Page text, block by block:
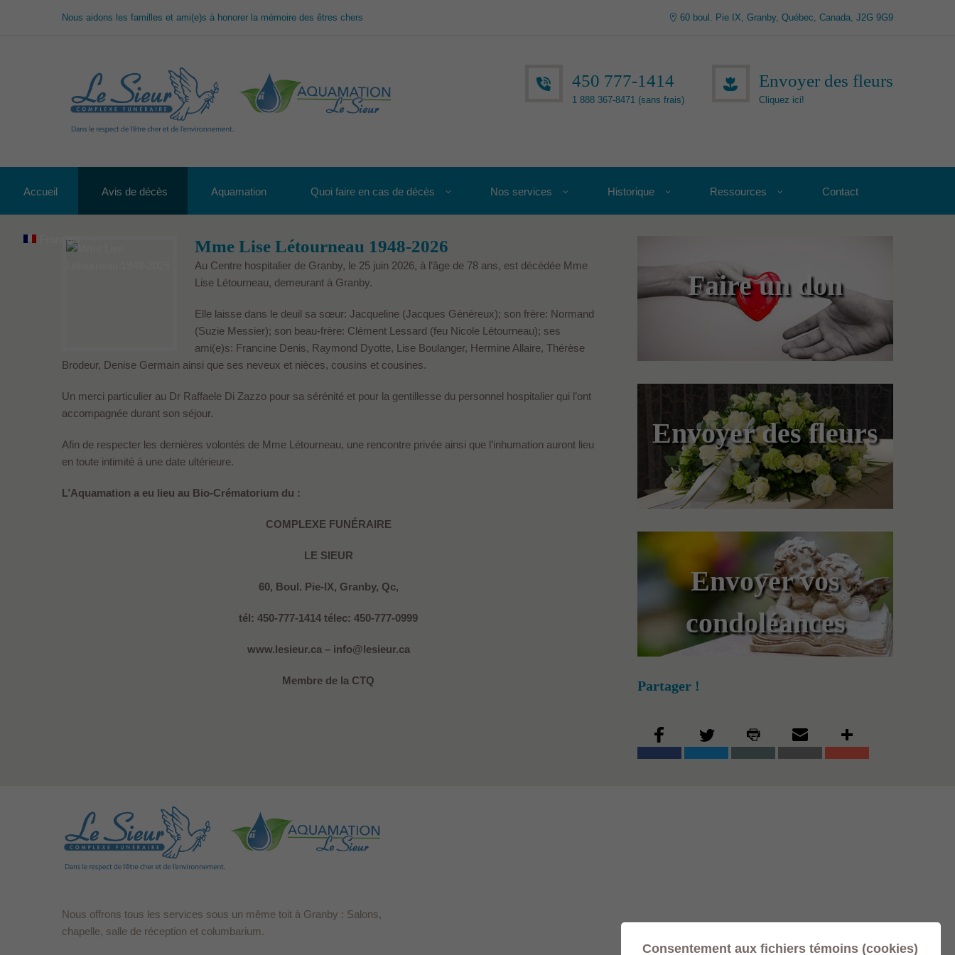
Nous aidons les familles et ami(e)s à honorer la mémoire des êtres chers 60 boul. Pie IX, Granby, Québec, Canada, J2G 9G9
450 777-1414
1 888 367-8471 (sans frais)
Envoyer des fleurs
Cliquez ici!
Accueil Avis de décès Aquamation Quoi faire en cas de décès Nos services Historique Ressources Contact
Français Mme Lise Létourneau 1948-2026
Au Centre hospitalier de Granby, le 25 juin 2026, à l’âge de 78 ans, est décédée Mme
Lise Létourneau, demeurant à Granby.
Elle laisse dans le deuil sa sœur: Jacqueline (Jacques Généreux); son frère: Normand
(Suzie Messier); son beau-frère: Clément Lessard (feu Nicole Létourneau); ses
ami(e)s: Francine Denis, Raymond Dyotte, Lise Boulanger, Hermine Allaire, Thérèse
Brodeur, Denise Germain ainsi que ses neveux et nièces, cousins et cousines.
Un merci particulier au Dr Raffaele Di Zazzo pour sa sérénité et pour la gentillesse du personnel hospitalier qui l’ont
accompagnée durant son séjour.
Afin de respecter les dernières volontés de Mme Létourneau, une rencontre privée ainsi que l’inhumation auront lieu
en toute intimité à une date ultérieure.
L’Aquamation a eu lieu au Bio-Crématorium du :
COMPLEXE FUNÉRAIRE
LE SIEUR
60, Boul. Pie-IX, Granby, Qc,
tél: 450-777-1414 télec: 450-777-0999
www.lesieur.ca – info@lesieur.ca
Membre de la CTQ
Faire un don
Envoyer des fleurs
Envoyer vos
condoléances
Partager !
Nous offrons tous les services sous un même toit à Granby : Salons,
chapelle, salle de réception et columbarium.
Consentement aux fichiers témoins (cookies)